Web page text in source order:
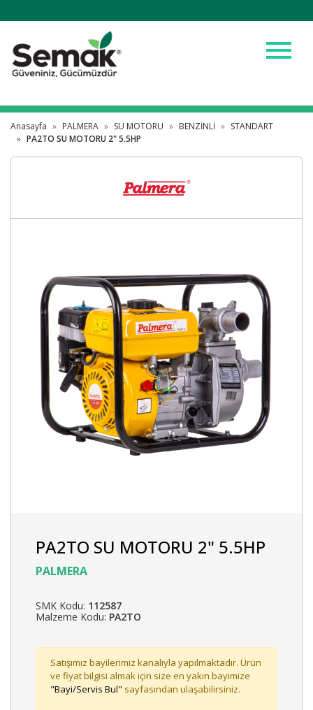
menu
Anasayfa PALMERA SU MOTORU BENZİNLİ
STANDART
PA2TO SU MOTORU 2" 5.5HP
PA2TO SU MOTORU 2" 5.5HP
PALMERA
SMK Kodu: 112587
Malzeme Kodu: PA2TO
Satışımız bayilerimiz kanalıyla yapılmaktadır. Ürün
ve fiyat bilgisi almak için size en yakın bayimize
"Bayi/Servis Bul" sayfasından ulaşabilirsiniz.